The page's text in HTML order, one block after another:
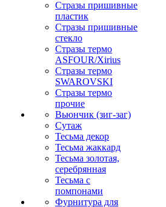
Стразы пришивные
пластик
Стразы пришивные
стекло
Стразы термо
ASFOUR/Xirius
Стразы термо
SWAROVSKI
Стразы термо
прочие
Вьюнчик (зиг-заг)
Сутаж
Тесьма декор
Тесьма жаккард
Тесьма золотая,
серебрянная
Тесьма с
помпонами
Фурнитура для